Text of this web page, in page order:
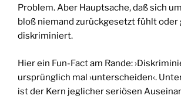
Problem. Aber Hauptsache, daß sich
bloß niemand zurückgesetzt fühlt oder
diskriminiert.
Hier ein Fun-Fact am Rande:
ursprünglich mal ›unterscheiden‹.
ist der Kern jeglicher seriösen